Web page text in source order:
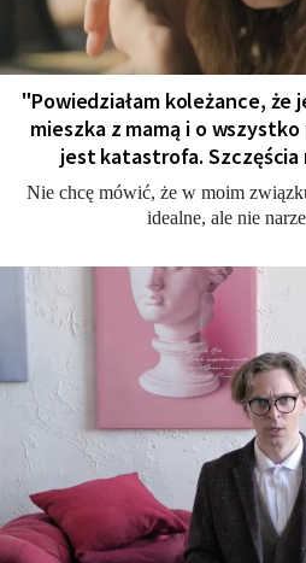
"Powiedziałam koleżance, że
mieszka z mamą i o
jest katastrofa. Szczęścia
Nie chcę mówić, że w moim
idealne, ale nie